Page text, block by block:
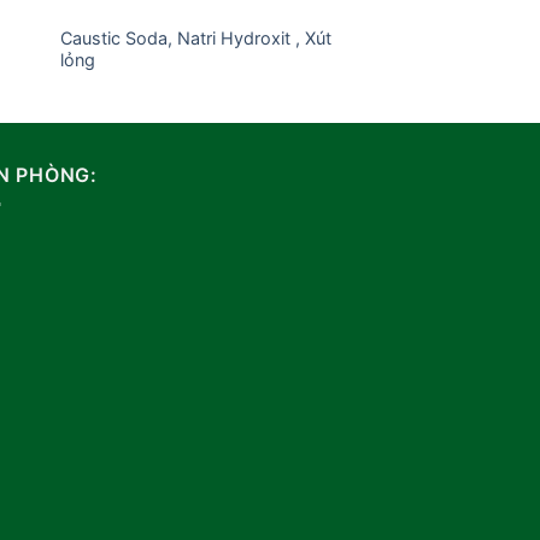
Caustic Soda, Natri Hydroxit , Xút
lỏng
PHÒNG: